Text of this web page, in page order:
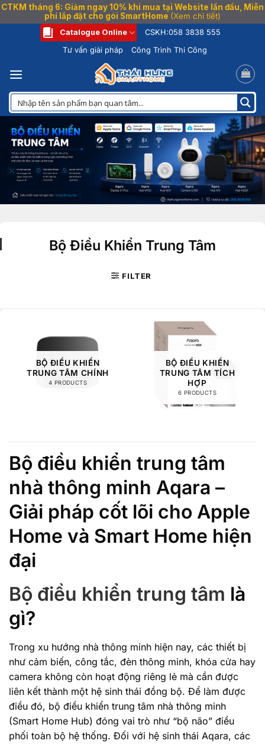
CTKM tháng 6: Giảm ngay 10% khi mua tại Website lần đầu, Miễn
phí lắp đặt cho gói SmartHome (Xem chi tiết)
dung
Catalogue Online CSKH:058 3838 555
Tư vấn giải pháp
Công Trình Thi Công
Bộ Điều Khiển Trung Tâm
FILTER
BỘ ĐIỀU KHIỂN
TRUNG TÂM CHÍNH
4 PRODUCTS
BỘ ĐIỀU KHIỂN
TRUNG TÂM TÍCH
HỢP
6 PRODUCTS
Bộ điều khiển trung tâm
nhà thông minh Aqara –
Giải pháp cốt lõi cho Apple
Home và Smart Home hiện
đại
Bộ điều khiển trung tâm là
gì?
Trong xu hướng nhà thông minh hiện nay, các thiết bị
như cảm biến, công tắc, đèn thông minh, khóa cửa hay
camera không còn hoạt động riêng lẻ mà cần được
liên kết thành một hệ sinh thái đồng bộ. Để làm được
điều đó, bộ điều khiển trung tâm nhà thông minh
(Smart Home Hub) đóng vai trò như “bộ não” điều
phối toàn bộ hệ thống. Đối với hệ sinh thái Aqara, các